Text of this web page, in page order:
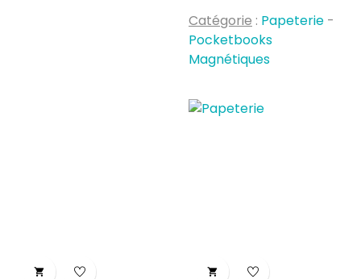
Catégorie : Papeterie -
Pocketbooks
Magnétiques
 